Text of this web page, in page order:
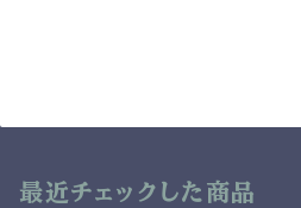
最近チェックした商品